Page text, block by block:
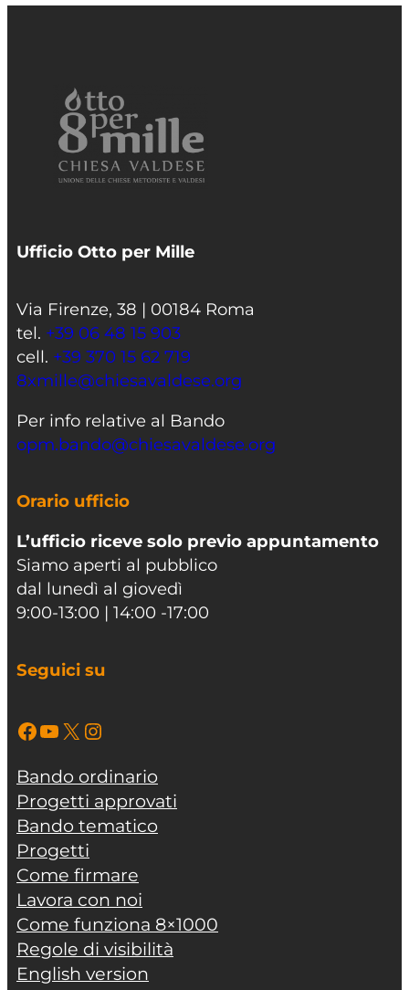
Ufficio Otto per Mille
Via Firenze, 38 | 00184 Roma
tel. +39 06 48 15 903
cell. +39 370 15 62 719
8xmille@chiesavaldese.org
Per info relative al Bando
opm.bando@chiesavaldese.org
Orario ufficio
L’ufficio riceve solo previo appuntamento
Siamo aperti al pubblico
dal lunedì al giovedì
9:00-13:00 | 14:00 -17:00
Seguici su
Facebook YouTube X Instagram
Bando ordinario
Progetti approvati
Bando tematico
Progetti
Come firmare
Lavora con noi
Come funziona 8×1000
Regole di visibilità
English version